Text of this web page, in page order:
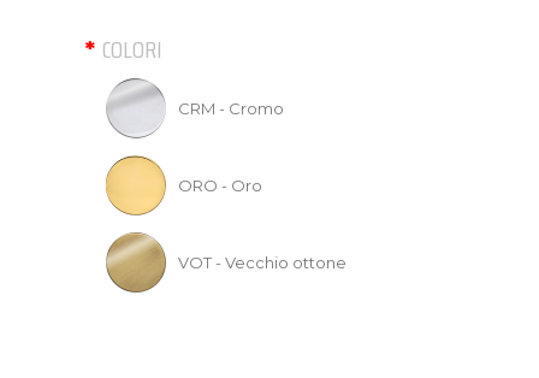
COLORI
CRM - Cromo
ORO - Oro
VOT - Vecchio ottone